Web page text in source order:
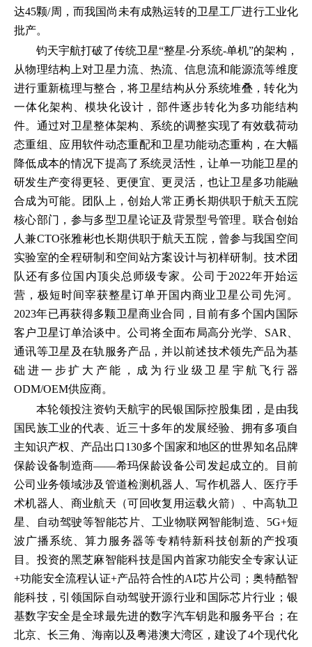
达45颗/周，而我国尚未有成熟运转的卫星工厂进行工业化
批产。
钧天宇航打破了传统卫星“整星-分系统-单机”的架构，
从物理结构上对卫星力流、热流、信息流和能源流等维度
进行重新梳理与整合，将卫星结构从分系统堆叠，转化为
一体化架构、模块化设计，部件逐步转化为多功能结构
件。通过对卫星整体架构、系统的调整实现了有效载荷动
态重组、应用软件动态重配和卫星功能动态重构，在大幅
降低成本的情况下提高了系统灵活性，让单一功能卫星的
研发生产变得更轻、更便宜、更灵活，也让卫星多功能融
合成为可能。团队上，创始人常正勇长期供职于航天五院
核心部门，参与多型卫星论证及背景型号管理。联合创始
人兼CTO张雅彬也长期供职于航天五院，曾参与我国空间
实验室的全程研制和空间站方案设计与初样研制。技术团
队还有多位国内顶尖总师级专家。公司于2022年开始运
营，极短时间宰获整星订单开国内商业卫星公司先河。
2023年已再获得多颗卫星商业合同，目前有多个国内国际
客户卫星订单洽谈中。公司将全面布局高分光学、SAR、
通讯等卫星及在轨服务产品，并以前述技术领先产品为基
础进一步扩大产能，成为行业级卫星宇航飞行器
ODM/OEM供应商。
本轮领投注资钧天航宇的民银国际控股集团，是由我
国民族工业的代表、近三十多年的发展经验、拥有多项自
主知识产权、产品出口130多个国家和地区的世界知名品牌
保龄设备制造商——希玛保龄设备公司发起成立的。目前
公司业务领域涉及管道检测机器人、写作机器人、医疗手
术机器人、商业航天（可回收复用运载火箭）、中高轨卫
星、自动驾驶等智能芯片、工业物联网智能制造、5G+短
波广播系统、算力服务器等专精特新科技创新的产投项
目。投资的黑芝麻智能科技是国内首家功能安全专家认证
+功能安全流程认证+产品符合性的AI芯片公司；奥特酷智
能科技，引领国际自动驾驶开源行业和国际芯片行业；银
基数字安全是全球最先进的数字汽车钥匙和服务平台；在
北京、长三角、海南以及粤港澳大湾区，建设了4个现代化